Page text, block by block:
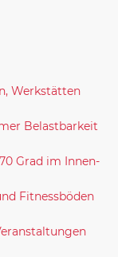
Werkstätten
Belastbarkeit
Grad im Innen-
Fitnessböden